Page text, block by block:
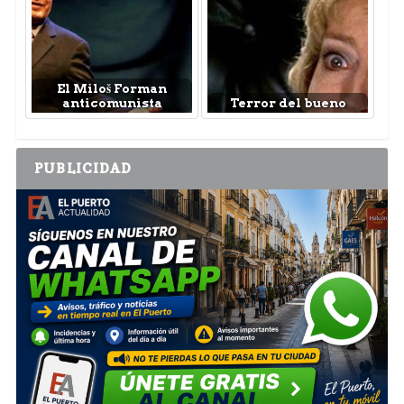
El Miloš Forman
anticomunista
Terror del bueno
PUBLICIDAD